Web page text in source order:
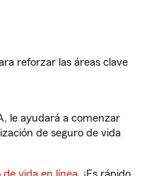
reforzar las áreas clave
le ayudará a comenzar
de seguro de vida